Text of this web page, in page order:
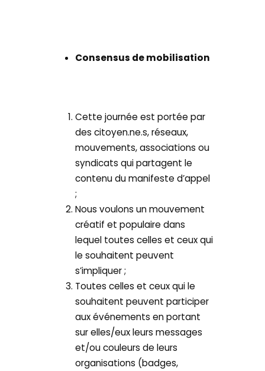
Consensus de mobilisation
Cette journée est portée par
des citoyen.ne.s, réseaux,
mouvements, associations ou
syndicats qui partagent le
contenu du manifeste d’appel
;
Nous voulons un mouvement
créatif et populaire dans
lequel toutes celles et ceux qui
le souhaitent peuvent
s’impliquer ;
Toutes celles et ceux qui le
souhaitent peuvent participer
aux événements en portant
sur elles/eux leurs messages
et/ou couleurs de leurs
organisations (badges,